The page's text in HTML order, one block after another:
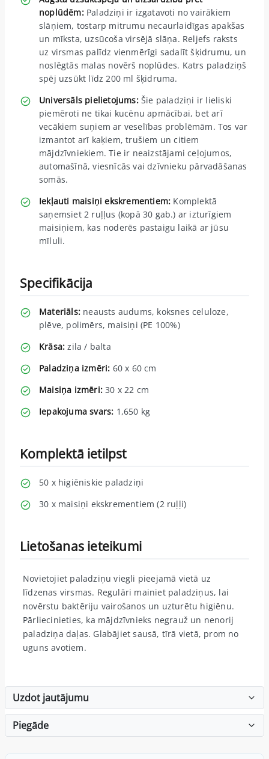
noplūdēm:Paladziņi ir izgatavoti no vairākiem
slāņiem, tostarp mitrumu necaurlaidīgas apakšas
un mīksta, uzsūcoša virsējā slāņa. Reljefs raksts
uz virsmas palīdz vienmērīgi sadalīt šķidrumu, un
noslēgtās malas novērš noplūdes. Katrs paladziņš
spēj uzsūkt līdz 200 ml šķidruma.
Universāls pielietojums:Šie paladziņi ir lieliski
piemēroti ne tikai kucēnu apmācībai, bet arī
vecākiem suņiem ar veselības problēmām. Tos var
izmantot arī kaķiem, trušiem un citiem
mājdzīvniekiem. Tie ir neaizstājami ceļojumos,
automašīnā, viesnīcās vai dzīvnieku pārvadāšanas
somās.
Iekļauti maisiņi ekskrementiem: Komplektā
saņemsiet 2 ruļļus (kopā 30 gab.) ar izturīgiem
maisiņiem, kas noderēs pastaigu laikā ar jūsu
mīluli.
Specifikācija
Materiāls: neausts audums, koksnes celuloze,
plēve, polimērs, maisiņi (PE 100%)
Krāsa: zila / balta
Paladziņa izmēri: 60 x 60 cm
Maisiņa izmēri: 30 x 22 cm
Iepakojuma svars: 1,650 kg
Komplektā ietilpst
50 x higiēniskie paladziņi
30 x maisiņi ekskrementiem (2 ruļļi)
Lietošanas ieteikumi
Novietojiet paladziņu viegli pieejamā vietā uz
līdzenas virsmas. Regulāri mainiet paladziņus, lai
novērstu baktēriju vairošanos un uzturētu higiēnu.
Pārliecinieties, ka mājdzīvnieks negrauž un nenorij
paladziņa daļas. Glabājiet sausā, tīrā vietā, prom no
uguns avotiem.
Uzdot jautājumu
Piegāde